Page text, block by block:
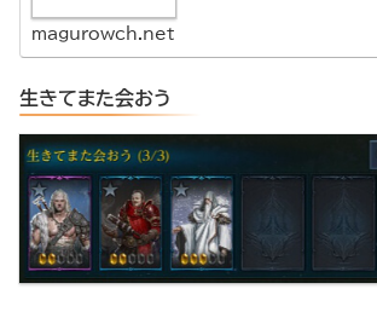
magurowch.net
生きてまた会おう